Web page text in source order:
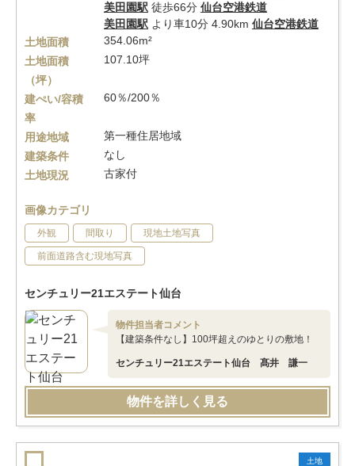
美田園駅 徒歩66分 仙台空港鉄道
美田園駅 より車10分 4.90km 仙台空港鉄道
土地面積
354.06m²
土地面積
（坪）
107.10坪
建ぺい/容積
率
60％/200％
用途地域
第一種住居地域
建築条件
なし
土地現況
古家付
画像カテゴリ
外観 間取り 現地土地写真
前面道路含む現地写真
センチュリー21エステート仙台
物件担当者コメント
【建築条件なし】100坪超えのゆとりの敷地！
センチュリー21エステート仙台 髙井 謙一
物件を詳しく見る
土地